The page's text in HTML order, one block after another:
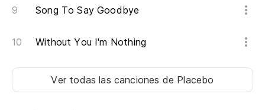
Song To Say Goodbye
Without You I'm Nothing
Ver todas las canciones de Placebo